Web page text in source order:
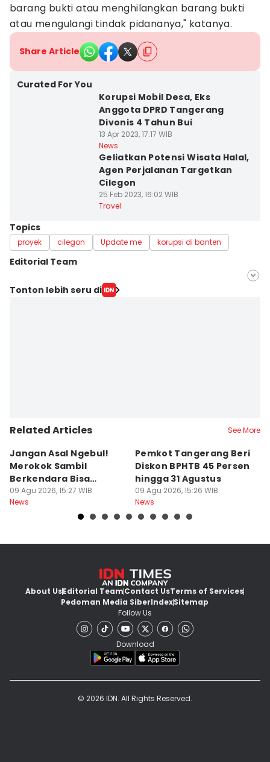
barang bukti atau menghilangkan barang bukti
atau mengulangi tindak pidananya," katanya.
Share Article
Curated For You
Korupsi Mobil Desa, Eks
Anggota DPRD Tangerang
Divonis 4 Tahun Bui
13 Apr 2023, 17:17 WIB
News
Geliatkan Potensi Wisata Halal,
Agen Perjalanan Targetkan
Cilegon
25 Feb 2023, 16:02 WIB
Travel
Topics
proyek cilegon Update me korupsi di banten
Editorial Team
Editor
Tonton lebih seru di
Related Articles See More
Jangan Asal Ngebul!
Merokok Sambil
Berkendara Bisa
Didenda Rp750 Ribu
09 Agu 2026, 15:27 WIB
News
Pemkot Tangerang Beri
Diskon BPHTB 45 Persen
hingga 31 Agustus
09 Agu 2026, 15:26 WIB
News
About UsEditorial TeamContact UsTerms of Services
Pedoman Media SiberIndexSitemap
Follow Us
Download
© 2026 IDN. All Rights Reserved.